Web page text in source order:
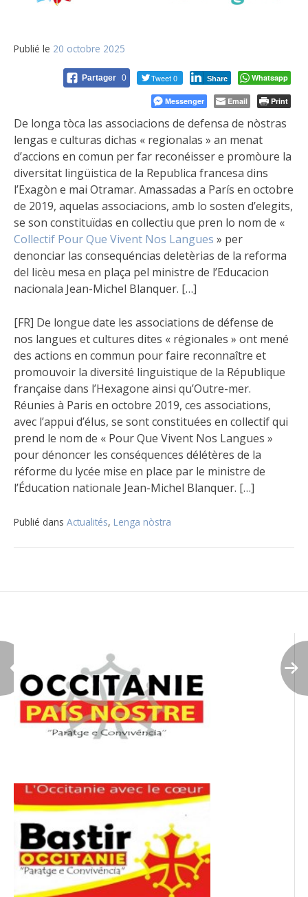
Publié le 20 octobre 2025
Partager 0 Tweet 0 Share Whatsapp
Messenger Email Print
De longa tòca las associacions de defensa de nòstras
lengas e culturas dichas « regionalas » an menat
d’accions en comun per far reconéisser e promòure la
diversitat lingüistica de la Republica francesa dins
l’Exagòn e mai Otramar. Amassadas a París en octobre
de 2019, aquelas associacions, amb lo sosten d’elegits,
se son constituïdas en collectiu que pren lo nom de «
Collectif Pour Que Vivent Nos Langues » per
denonciar las consequéncias deletèrias de la reforma
del licèu mesa en plaça pel ministre de l’Educacion
nacionala Jean-Michel Blanquer. […]
[FR] De longue date les associations de défense de
nos langues et cultures dites « régionales » ont mené
des actions en commun pour faire reconnaître et
promouvoir la diversité linguistique de la République
française dans l’Hexagone ainsi qu’Outre-mer.
Réunies à Paris en octobre 2019, ces associations,
avec l’appui d’élus, se sont constituées en collectif qui
prend le nom de « Pour Que Vivent Nos Langues »
pour dénoncer les conséquences délétères de la
réforme du lycée mise en place par le ministre de
l’Éducation nationale Jean-Michel Blanquer. […]
Publié dans Actualités, Lenga nòstra